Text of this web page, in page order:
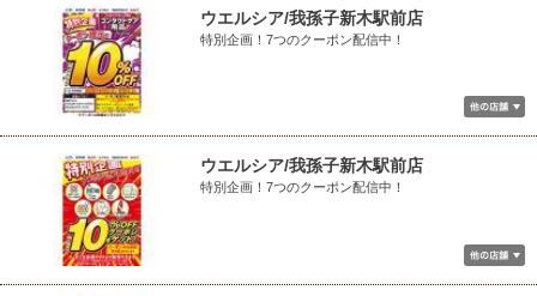
ウエルシア/我孫子新木駅前店
特別企画！7つのクーポン配信中！
ウエルシア/我孫子新木駅前店
特別企画！7つのクーポン配信中！